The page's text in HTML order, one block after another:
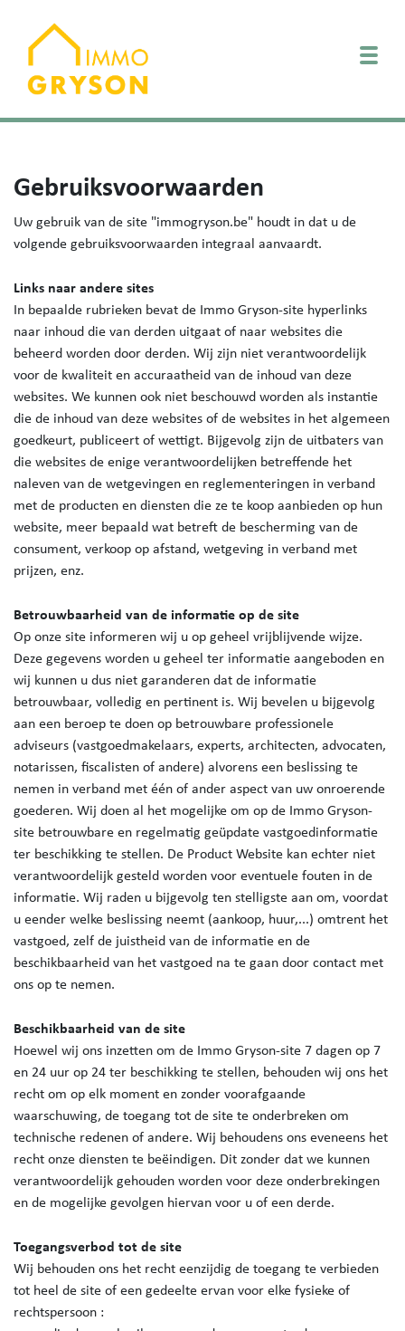
Gebruiksvoorwaarden
Uw gebruik van de site "immogryson.be" houdt in dat u de
volgende gebruiksvoorwaarden integraal aanvaardt.
Links naar andere sites
In bepaalde rubrieken bevat de Immo Gryson-site hyperlinks
naar inhoud die van derden uitgaat of naar websites die
beheerd worden door derden. Wij zijn niet verantwoordelijk
voor de kwaliteit en accuraatheid van de inhoud van deze
websites. We kunnen ook niet beschouwd worden als instantie
die de inhoud van deze websites of de websites in het algemeen
goedkeurt, publiceert of wettigt. Bijgevolg zijn de uitbaters van
die websites de enige verantwoordelijken betreffende het
naleven van de wetgevingen en reglementeringen in verband
met de producten en diensten die ze te koop aanbieden op hun
website, meer bepaald wat betreft de bescherming van de
consument, verkoop op afstand, wetgeving in verband met
prijzen, enz.
Betrouwbaarheid van de informatie op de site
Op onze site informeren wij u op geheel vrijblijvende wijze.
Deze gegevens worden u geheel ter informatie aangeboden en
wij kunnen u dus niet garanderen dat de informatie
betrouwbaar, volledig en pertinent is. Wij bevelen u bijgevolg
aan een beroep te doen op betrouwbare professionele
adviseurs (vastgoedmakelaars, experts, architecten, advocaten,
notarissen, fiscalisten of andere) alvorens een beslissing te
nemen in verband met één of ander aspect van uw onroerende
goederen. Wij doen al het mogelijke om op de Immo Gryson-
site betrouwbare en regelmatig geüpdate vastgoedinformatie
ter beschikking te stellen. De Product Website kan echter niet
verantwoordelijk gesteld worden voor eventuele fouten in de
informatie. Wij raden u bijgevolg ten stelligste aan om, voordat
u eender welke beslissing neemt (aankoop, huur,...) omtrent het
vastgoed, zelf de juistheid van de informatie en de
beschikbaarheid van het vastgoed na te gaan door contact met
ons op te nemen.
Beschikbaarheid van de site
Hoewel wij ons inzetten om de Immo Gryson-site 7 dagen op 7
en 24 uur op 24 ter beschikking te stellen, behouden wij ons het
recht om op elk moment en zonder voorafgaande
waarschuwing, de toegang tot de site te onderbreken om
technische redenen of andere. Wij behoudens ons eveneens het
recht onze diensten te beëindigen. Dit zonder dat we kunnen
verantwoordelijk gehouden worden voor deze onderbrekingen
en de mogelijke gevolgen hiervan voor u of een derde.
Toegangsverbod tot de site
Wij behouden ons het recht eenzijdig de toegang te verbieden
tot heel de site of een gedeelte ervan voor elke fysieke of
rechtspersoon :